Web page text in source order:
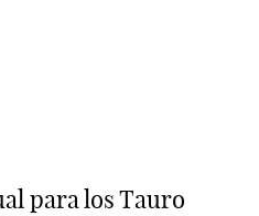
para los Tauro